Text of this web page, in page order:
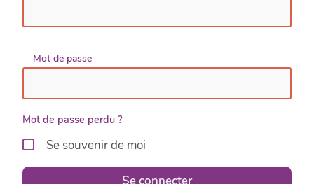
Mot de passe
Mot de passe perdu ?
Se souvenir de moi
Se connecter